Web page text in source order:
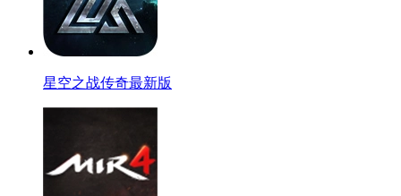
星空之战传奇最新版